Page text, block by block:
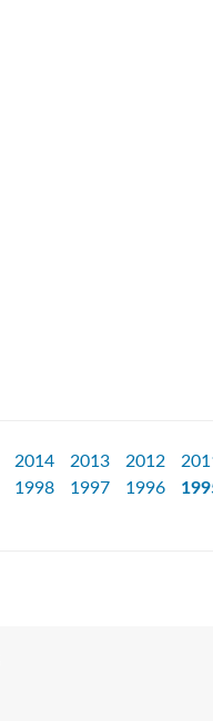
2014 2013 2012
1998 1997 1996